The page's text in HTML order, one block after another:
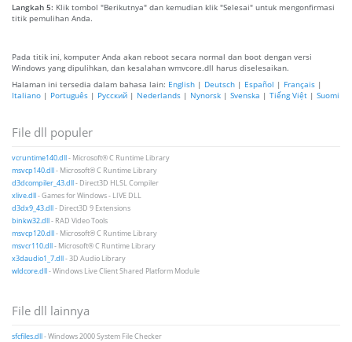
Langkah 5: Klik tombol "Berikutnya" dan kemudian klik "Selesai" untuk mengonfirmasi
titik pemulihan Anda.
Pada titik ini, komputer Anda akan reboot secara normal dan boot dengan versi
Windows yang dipulihkan, dan kesalahan wmvcore.dll harus diselesaikan.
Halaman ini tersedia dalam bahasa lain: English | Deutsch | Español | Français |
Italiano | Português | Русский | Nederlands | Nynorsk | Svenska | Tiếng Việt | Suomi
File dll populer
vcruntime140.dll- Microsoft® C Runtime Library
msvcp140.dll- Microsoft® C Runtime Library
d3dcompiler_43.dll- Direct3D HLSL Compiler
xlive.dll- Games for Windows - LIVE DLL
d3dx9_43.dll- Direct3D 9 Extensions
binkw32.dll- RAD Video Tools
msvcp120.dll- Microsoft® C Runtime Library
msvcr110.dll- Microsoft® C Runtime Library
x3daudio1_7.dll- 3D Audio Library
wldcore.dll- Windows Live Client Shared Platform Module
File dll lainnya
sfcfiles.dll- Windows 2000 System File Checker